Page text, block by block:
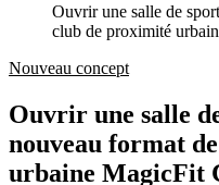
Ouvrir une salle de
club de proximité
Nouveau concept
Ouvrir une salle
nouveau format
urbaine MagicFit